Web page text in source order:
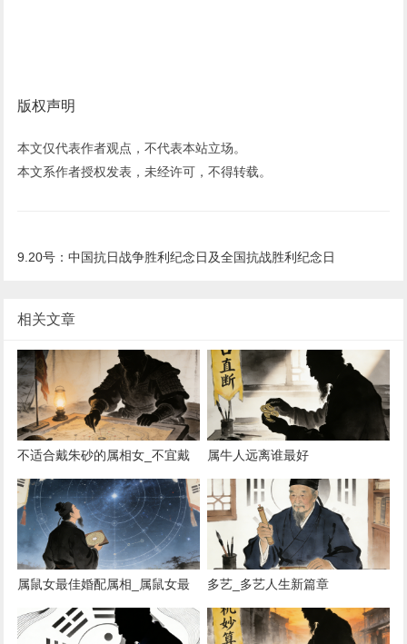
版权声明
本文仅代表作者观点，不代表本站立场。
本文系作者授权发表，未经许可，不得转载。
9.20号：中国抗日战争胜利纪念日及全国抗战胜利纪念日
相关文章
不适合戴朱砂的属相女_不宜戴
朱砂女属相
属牛人远离谁最好
属鼠女最佳婚配属相_属鼠女最
佳婚配属相揭秘
多艺_多艺人生新篇章